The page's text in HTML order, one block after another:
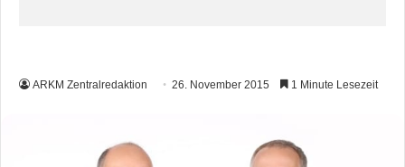
ARKM Zentralredaktion 26. November 2015 1 Minute Lesezeit